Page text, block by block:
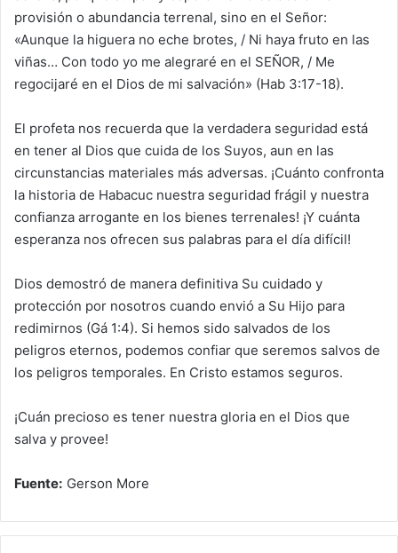
provisión o abundancia terrenal, sino en el Señor:
«Aunque la higuera no eche brotes, / Ni haya fruto en las
viñas… Con todo yo me alegraré en el SEÑOR, / Me
regocijaré en el Dios de mi salvación» (Hab 3:17-18).
El profeta nos recuerda que la verdadera seguridad está
en tener al Dios que cuida de los Suyos, aun en las
circunstancias materiales más adversas. ¡Cuánto confronta
la historia de Habacuc nuestra seguridad frágil y nuestra
confianza arrogante en los bienes terrenales! ¡Y cuánta
esperanza nos ofrecen sus palabras para el día difícil!
Dios demostró de manera definitiva Su cuidado y
protección por nosotros cuando envió a Su Hijo para
redimirnos (Gá 1:4). Si hemos sido salvados de los
peligros eternos, podemos confiar que seremos salvos de
los peligros temporales. En Cristo estamos seguros.
¡Cuán precioso es tener nuestra gloria en el Dios que
salva y provee!
Fuente: Gerson More